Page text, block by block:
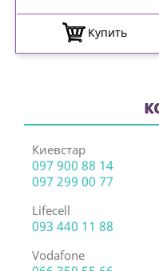
Купить
Киевстар
097 900 88 14
097 299 00 77
Lifecell
093 440 11 88
Vodafone